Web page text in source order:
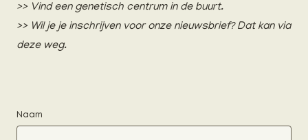
>> Vind een genetisch centrum in de buurt.
>> Wil je je inschrijven voor onze nieuwsbrief?Dat kan via
deze weg.
Naam